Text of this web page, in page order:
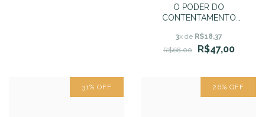
O PODER DO
CONTENTAMENTO
Davis
3x de R$18,37
R$68,00
R$47,00
31% OFF 26% OFF